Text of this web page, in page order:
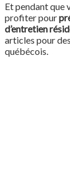
Et pendant que
profiter pour
d’entretien
articles pour
québécois.